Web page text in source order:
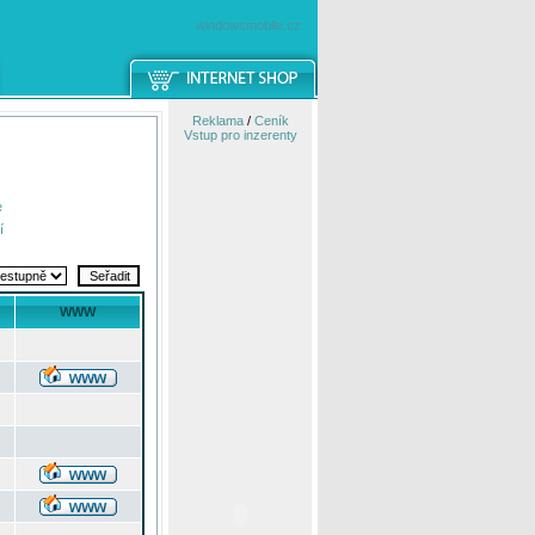
windowsmobile.cz
WWW
Reklama/ Ceník
Vstup pro inzerenty